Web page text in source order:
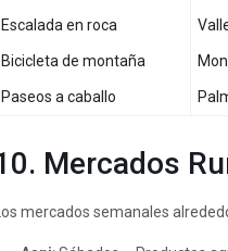
Escalada en roca
Bicicleta de montaña
Paseos a caballo
Mercados
Los mercados semanales